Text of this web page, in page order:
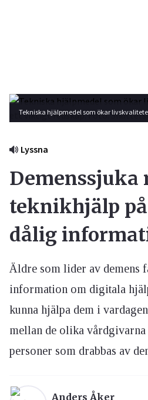
Lyssna
Demenssjuka
teknikhjälp
dålig
Äldre som lider av demens
information om digitala
kunna hjälpa dem i
mellan de olika
personer som drabbas av
Anders Åker